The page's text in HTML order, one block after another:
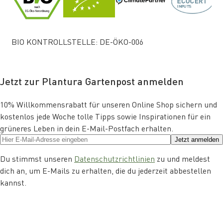
BIO KONTROLLSTELLE: DE-ÖKO-006
Jetzt zur Plantura Gartenpost anmelden
10% Willkommensrabatt für unseren Online Shop sichern und
kostenlos jede Woche tolle Tipps sowie Inspirationen für ein
grüneres Leben in dein E-Mail-Postfach erhalten.
Jetzt anmelden
Du stimmst unseren Datenschutzrichtlinien zu und meldest
dich an, um E-Mails zu erhalten, die du jederzeit abbestellen
kannst.